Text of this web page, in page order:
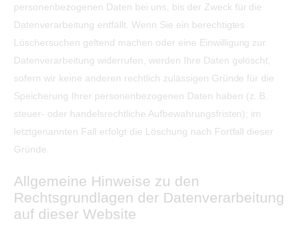
personenbezogenen Daten bei uns, bis der Zweck für die
Datenverarbeitung entfällt. Wenn Sie ein berechtigtes
Löschersuchen geltend machen oder eine Einwilligung zur
Datenverarbeitung widerrufen, werden Ihre Daten gelöscht,
sofern wir keine anderen rechtlich zulässigen Gründe für die
Speicherung Ihrer personenbezogenen Daten haben (z. B.
steuer- oder handelsrechtliche Aufbewahrungsfristen); im
letztgenannten Fall erfolgt die Löschung nach Fortfall dieser
Gründe.
Allgemeine Hinweise zu den
Rechtsgrundlagen der Datenverarbeitung
auf dieser Website